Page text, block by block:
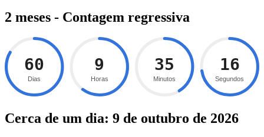
2 meses - Contagem regressiva
60
Dias
9
Horas
35
Minutos
15
Segundos
Cerca de um dia: 9 de outubro de 2026